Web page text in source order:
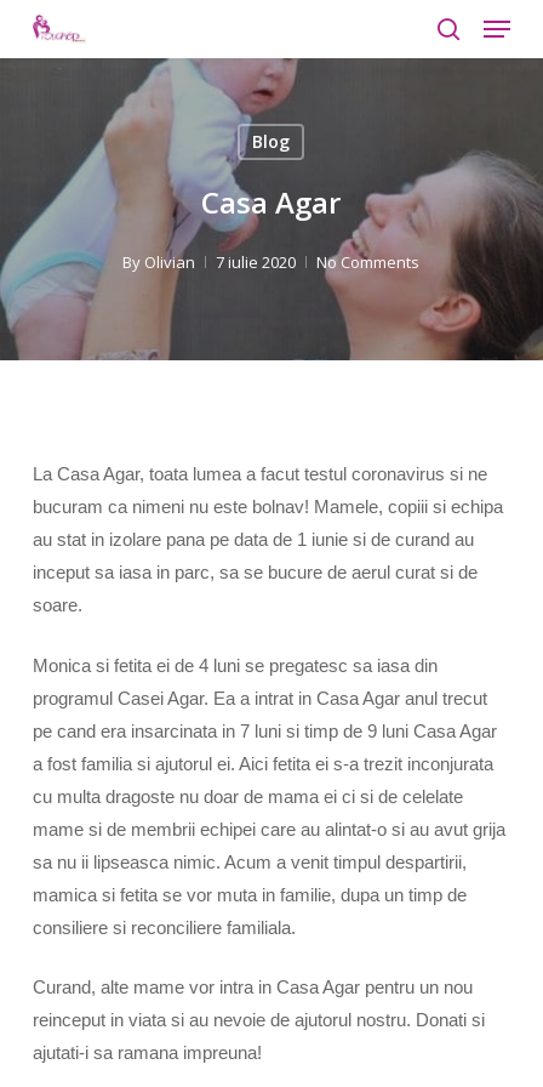
search
Menu
Blog
Casa Agar
By Olivian 7 iulie 2020 No Comments
La Casa Agar, toata lumea a facut testul coronavirus si ne
bucuram ca nimeni nu este bolnav! Mamele, copiii si echipa
au stat in izolare pana pe data de 1 iunie si de curand au
inceput sa iasa in parc, sa se bucure de aerul curat si de
soare.
Monica si fetita ei de 4 luni se pregatesc sa iasa din
programul Casei Agar. Ea a intrat in Casa Agar anul trecut
pe cand era insarcinata in 7 luni si timp de 9 luni Casa Agar
a fost familia si ajutorul ei. Aici fetita ei s-a trezit inconjurata
cu multa dragoste nu doar de mama ei ci si de celelate
mame si de membrii echipei care au alintat-o si au avut grija
sa nu ii lipseasca nimic. Acum a venit timpul despartirii,
mamica si fetita se vor muta in familie, dupa un timp de
consiliere si reconciliere familiala.
Curand, alte mame vor intra in Casa Agar pentru un nou
reinceput in viata si au nevoie de ajutorul nostru. Donati si
ajutati-i sa ramana impreuna!